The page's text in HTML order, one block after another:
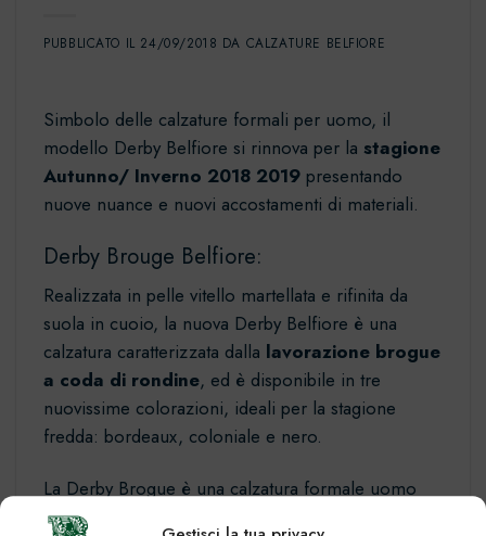
PUBBLICATO IL 24/09/2018 DA CALZATURE BELFIORE
Simbolo delle calzature formali per uomo, il
modello Derby Belfiore si rinnova per la stagione
Autunno/ Inverno 2018 2019 presentando
nuove nuance e nuovi accostamenti di materiali.
Derby Brouge Belfiore:
Realizzata in pelle vitello martellata e rifinita da
suola in cuoio, la nuova Derby Belfiore è una
calzatura caratterizzata dalla lavorazione brogue
a coda di rondine, ed è disponibile in tre
nuovissime colorazioni, ideali per la stagione
fredda: bordeaux, coloniale e nero.
La Derby Brogue è una calzatura formale uomo
perfetta per essere indossata in